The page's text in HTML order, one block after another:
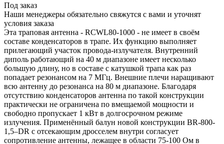
Под заказ
Наши менеджеры обязательно свяжутся с вами и уточнят
условия заказа
Эта траповая антенна - RCWL80-1000 - не имеет в своём
составе конденсаторов в трапе. Их функцию выполняет
прилегающий участок провода-излучателя. Внутренний
диполь работающий на 40 м диапазоне имеет несколько
большую длину, но в составе с катушкой трапа как раз
попадает резонансом на 7 МГц. Внешние плечи наращивают
всю антенну до резонанса на 80 м диапазоне. Благодаря
отсутствию конденсаторов антенна по такой конструкции
практически не ограничена по вмещаемой мощности и
свободно пропускает 1 кВт в долгосрочном режиме
излучения. Применённый балун новой конструкции BR-800-
1,5–DR с отсекающим дросселем внутри согласует
сопротивление антенны, лежащее в области 75-100 Ом в